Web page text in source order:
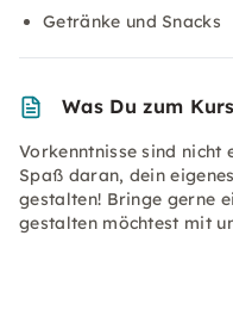
Getränke und Snacks
Was Du zum
Vorkenntnisse sind nicht
Spaß daran, dein
gestalten! Bringe gerne
gestalten möchtest mit